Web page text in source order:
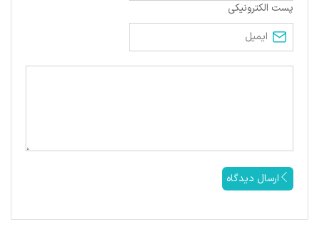
پست الکترونیکی
ارسال دیدگاه